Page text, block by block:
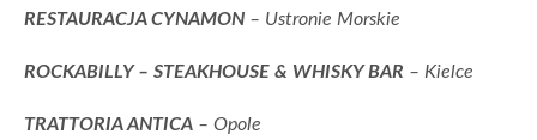
RESTAURACJA CYNAMON – Ustronie Morskie
ROCKABILLY – STEAKHOUSE & WHISKY BAR – Kielce
TRATTORIA ANTICA – Opole